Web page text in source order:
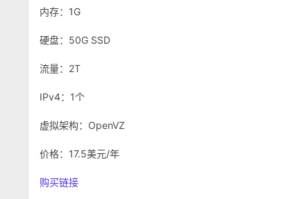
内存：1G
硬盘：50G SSD
流量：2T
IPv4：1个
虚拟架构：OpenVZ
价格：17.5美元/年
购买链接